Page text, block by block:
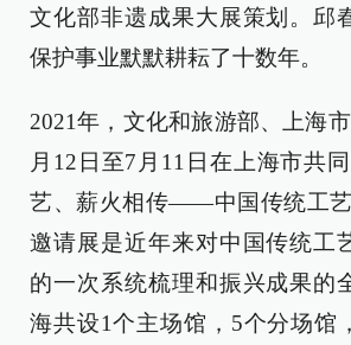
文化部非遗成果大展策划。邱
保护事业默默耕耘了十数年。
2021年，文化和旅游部、上海
月12日至7月11日在上海市共
艺、薪火相传——中国传统工艺
邀请展是近年来对中国传统工
的一次系统梳理和振兴成果的
海共设1个主场馆，5个分场馆